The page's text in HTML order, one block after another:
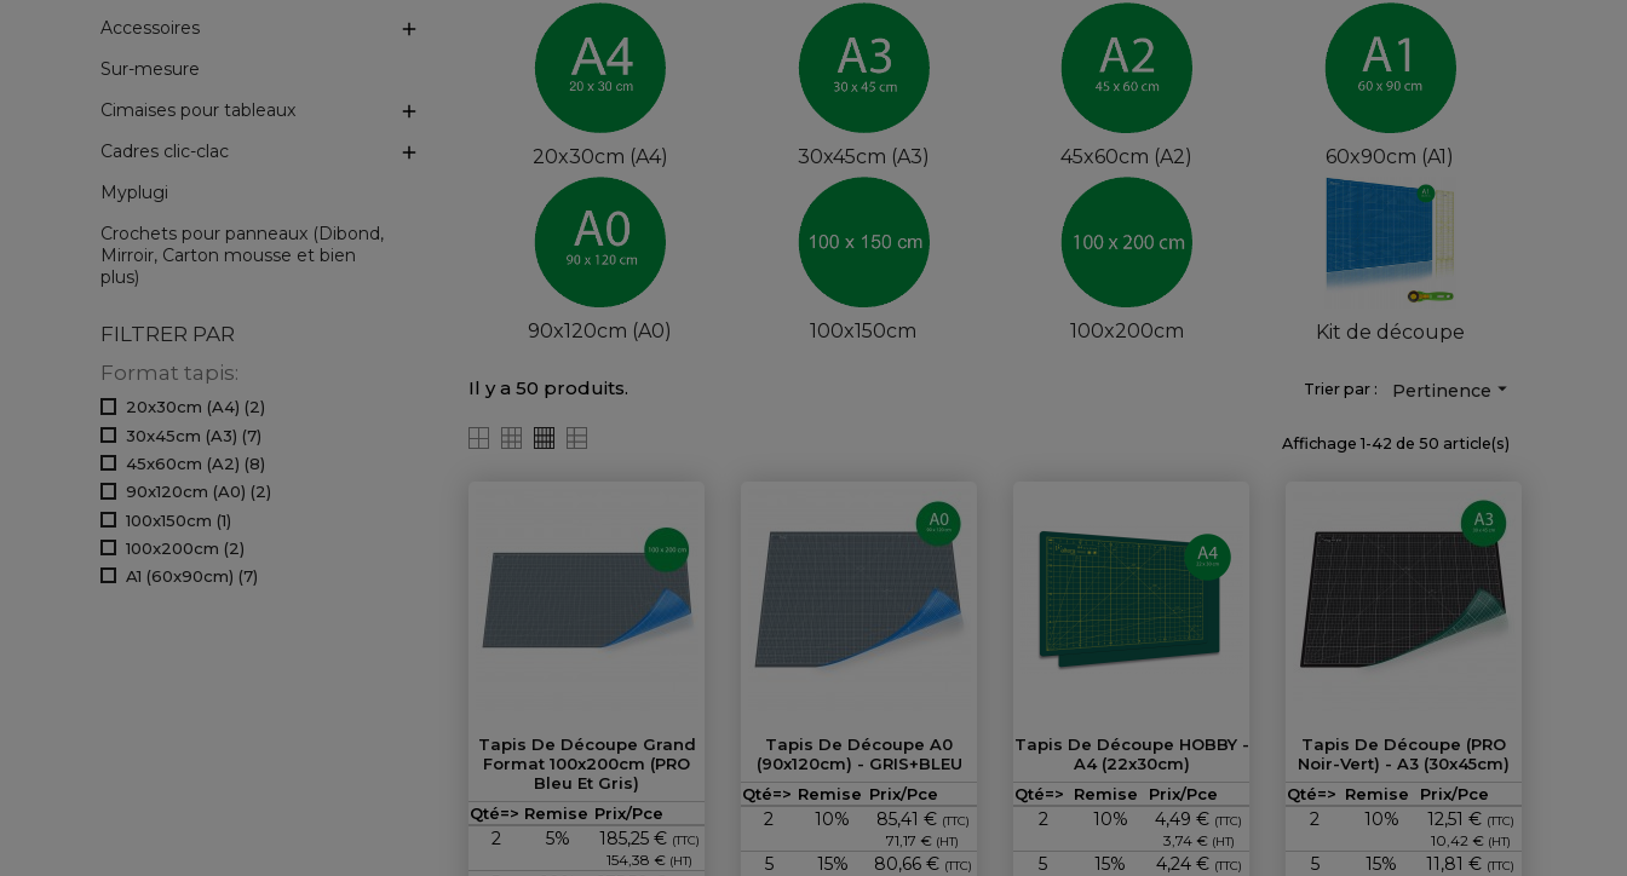
Accessoires

Sur-mesure
Cimaises pour tableaux

Cadres clic-clac

Myplugi
Crochets pour panneaux (Dibond,
Mirroir, Carton mousse et bien
plus)
FILTRER PAR
Format tapis:
20x30cm (A4) (2)
30x45cm (A3) (7)
45x60cm (A2) (8)
90x120cm (A0) (2)
100x150cm (1)
100x200cm (2)
A1 (60x90cm) (7)
20x30cm (A4) 30x45cm (A3) 45x60cm (A2) 60x90cm (A1)
90x120cm (A0) 100x150cm 100x200cm Kit de découpe
Il y a 50 produits. Trier par : Pertinence 
Affichage 1-42 de 50 article(s)
Tapis De Découpe Grand
Format 100x200cm (PRO
Bleu Et Gris)
Prix
Qté=> Remise Prix/Pce
2 5% 185,25 € (TTC)
154,38 € (HT)
Tapis De Découpe A0
(90x120cm) - GRIS+BLEU
Prix
Qté=> Remise Prix/Pce
2 10% 85,41 € (TTC)
71,17 € (HT)
5 15% 80,66 € (TTC)
Tapis De Découpe HOBBY -
A4 (22x30cm)
Prix
Qté=> Remise Prix/Pce
2 10% 4,49 € (TTC)
3,74 € (HT)
5 15% 4,24 € (TTC)
Tapis De Découpe (PRO
Noir-Vert) - A3 (30x45cm)
Prix
Qté=> Remise Prix/Pce
2 10% 12,51 € (TTC)
10,42 € (HT)
5 15% 11,81 € (TTC)